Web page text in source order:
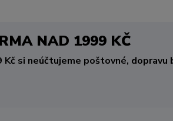
NAD 1999 KČ
Kč si neúčtujeme poštovné,